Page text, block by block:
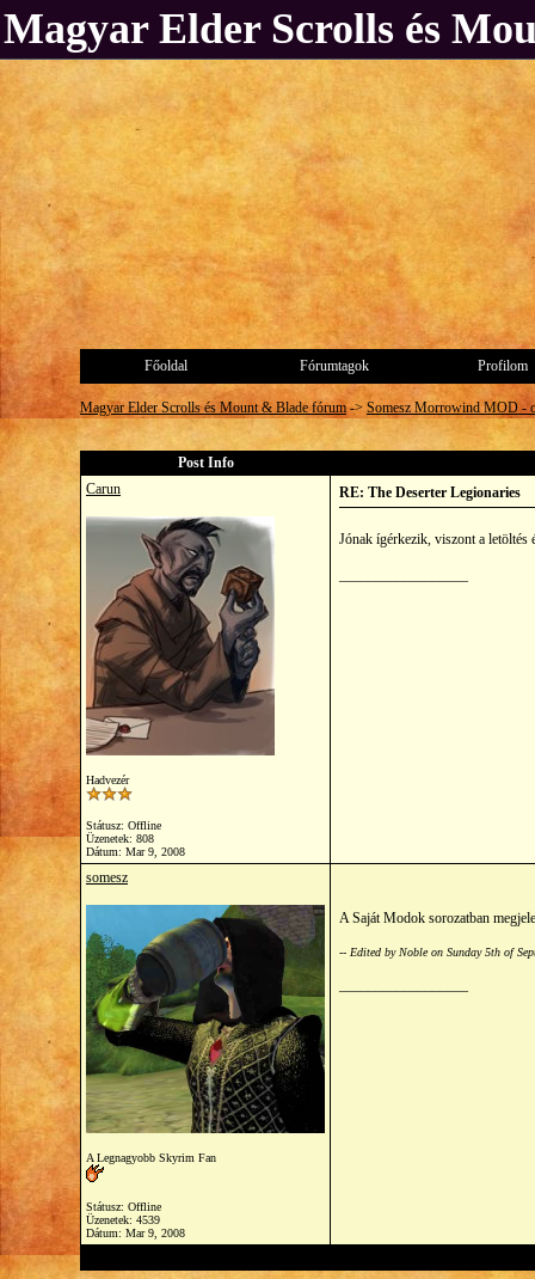
Magyar Elder Scrolls és
Főoldal Fórumtagok Profilom
Magyar Elder Scrolls és Mount & Blade fórum-> Somesz Morrowind MOD -
Post Info
Carun
Hadvezér
Státusz: Offline
Üzenetek: 808
Dátum: Mar 9, 2008
RE: The Deserter Legionaries
Jónak ígérkezik, viszont a letöltés
somesz
A Legnagyobb Skyrim Fan
Státusz: Offline
Üzenetek: 4539
Dátum: Mar 9, 2008
A Saját Modok sorozatban
-- Edited by Noble on Sunday 5th of